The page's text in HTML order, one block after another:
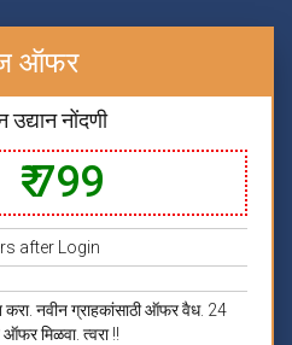
ऑफर
नोंदणी
₹ 799
after Login
करा. नवीन ग्राहकांसाठी ऑफर वैध. 24
मिळवा. त्वरा !!